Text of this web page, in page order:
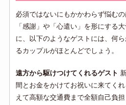
必須ではないにもかかわらず悩む
「感謝」や「心遣い」を形にする
に、以下のようなゲストには、何
るカップルがほとんどでしょう。
遠方から駆けつけてくれるゲスト
間とお金をかけてお祝いに来てく
えて高額な交通費まで全額自己負